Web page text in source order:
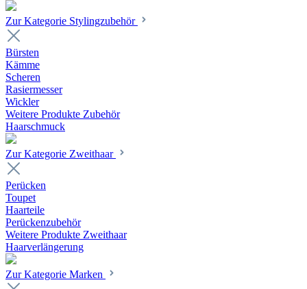
Zur Kategorie Stylingzubehör
Bürsten
Kämme
Scheren
Rasiermesser
Wickler
Weitere Produkte Zubehör
Haarschmuck
Zur Kategorie Zweithaar
Perücken
Toupet
Haarteile
Perückenzubehör
Weitere Produkte Zweithaar
Haarverlängerung
Zur Kategorie Marken